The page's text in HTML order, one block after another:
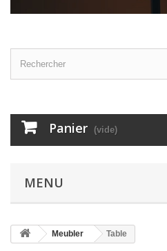
Panier (vide)
MENU
Meubler Table